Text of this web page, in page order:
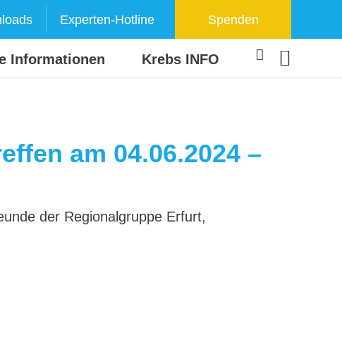
Experten-Hotline Spenden
Informationen Krebs INFO
am 04.06.2024 –
der Regionalgruppe Erfurt,